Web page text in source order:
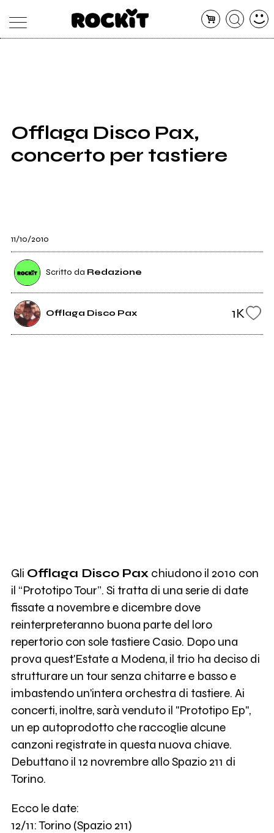
SHOP
RADIO
Offlaga Disco Pax,
concerto per tastiere
11/10/2010
Scritto da Redazione
Offlaga Disco Pax 1K
Gli Offlaga Disco Paxchiudono il 2010 con
il “Prototipo Tour”. Si tratta di una serie di date
fissate a novembre e dicembre dove
reinterpreteranno buona parte del loro
repertorio con sole tastiere Casio. Dopo una
prova quest'Estate a Modena, il trio ha deciso di
strutturare un tour senza chitarre e basso e
imbastendo un'intera orchestra di tastiere. Ai
concerti, inoltre, sarà venduto il "Prototipo Ep",
un ep autoprodotto che raccoglie alcune
canzoni registrate in questa nuova chiave.
Debuttano il 12 novrembre allo Spazio 211 di
Torino.
Ecco le date:
12/11: Torino (Spazio 211)